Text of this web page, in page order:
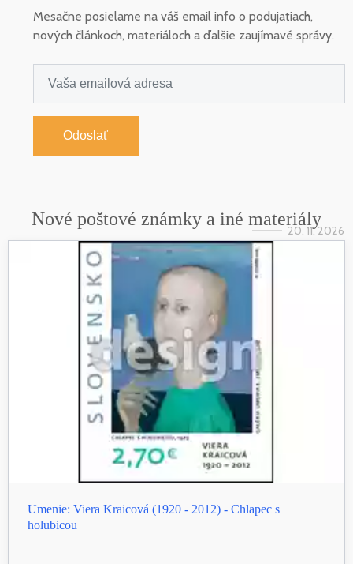
Mesačne posielame na váš email info o podujatiach,
nových článkoch, materiáloch a ďalšie zaujímavé správy.
Odoslať
Nové poštové známky a iné materiály
20. 11. 2026
Umenie: Viera Kraicová (1920 - 2012) - Chlapec s
holubicou